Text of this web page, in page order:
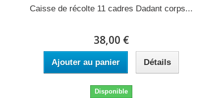
Caisse de récolte 11 cadres Dadant corps...
38,00 €
Ajouter au panier Détails
Disponible